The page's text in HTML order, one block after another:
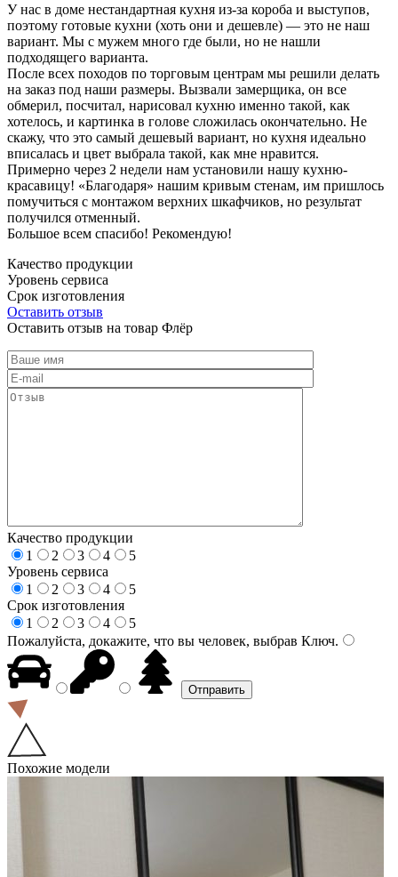
У нас в доме нестандартная кухня из-за короба и выступов,
поэтому готовые кухни (хоть они и дешевле) — это не наш
вариант. Мы с мужем много где были, но не нашли
подходящего варианта.
После всех походов по торговым центрам мы решили делать
на заказ под наши размеры. Вызвали замерщика, он все
обмерил, посчитал, нарисовал кухню именно такой, как
хотелось, и картинка в голове сложилась окончательно. Не
скажу, что это самый дешевый вариант, но кухня идеально
вписалась и цвет выбрала такой, как мне нравится.
Примерно через 2 недели нам установили нашу кухню-
красавицу! «Благодаря» нашим кривым стенам, им пришлось
помучиться с монтажом верхних шкафчиков, но результат
получился отменный.
Большое всем спасибо! Рекомендую!
Качество продукции
Уровень сервиса
Срок изготовления
Оставить отзыв
Оставить отзыв на товар Флёр
Качество продукции
1
2 3 4
5
Уровень сервиса
1
2 3 4
5
Срок изготовления
1
2 3 4
5
Пожалуйста, докажите, что вы человек, выбрав Ключ.
Похожие модели